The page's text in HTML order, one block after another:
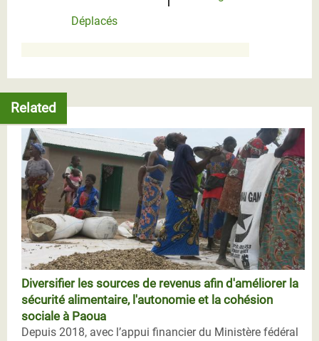
Déplacés
Related
Diversifier les sources de revenus afin d'améliorer la
sécurité alimentaire, l'autonomie et la cohésion
sociale à Paoua
Depuis 2018, avec l’appui financier du Ministère fédéral